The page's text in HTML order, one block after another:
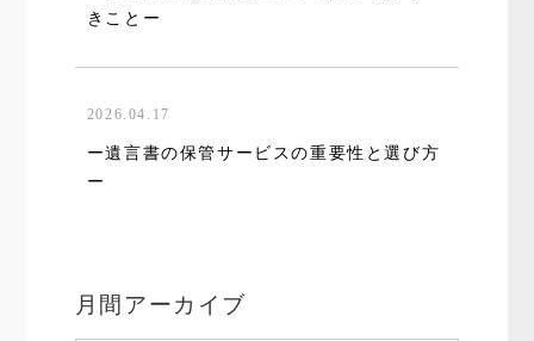
きことー
2026.04.17
ー遺言書の保管サービスの重要性と選び方
ー
月間アーカイブ